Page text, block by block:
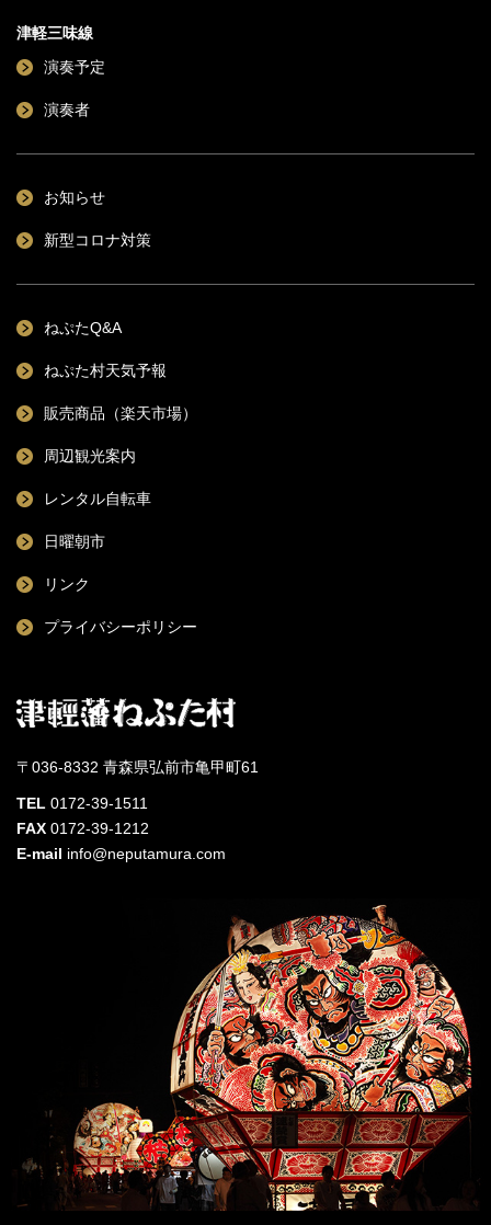
津軽三味線
演奏予定
演奏者
お知らせ
新型コロナ対策
ねぷたQ&A
ねぷた村天気予報
販売商品（楽天市場）
周辺観光案内
レンタル自転車
日曜朝市
リンク
プライバシーポリシー
〒036-8332 青森県弘前市亀甲町61
TEL 0172-39-1511
FAX 0172-39-1212
E-mail info@neputamura.com